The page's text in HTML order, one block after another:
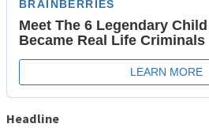
Headline